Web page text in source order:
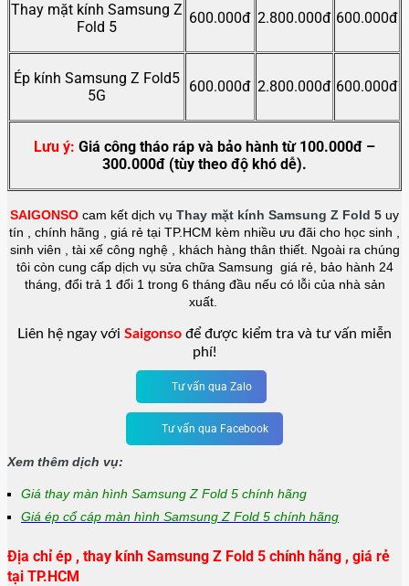
Thay mặt kính Samsung Z
Fold 5
600.000đ 2.800.000đ 600.000đ
Ép kính Samsung Z Fold5
5G
600.000đ 2.800.000đ 600.000đ
Lưu ý: Giá công tháo ráp và bảo hành từ 100.000đ –
300.000đ (tùy theo độ khó dễ).
SAIGONSO cam kết dịch vụ Thay mặt kính Samsung Z Fold 5 uy
tín , chính hãng , giá rẻ tại TP.HCM kèm nhiều ưu đãi cho học sinh ,
sinh viên , tài xế công nghệ , khách hàng thân thiết. Ngoài ra chúng
tôi còn cung cấp dịch vụ sửa chữa Samsung giá rẻ, bảo hành 24
tháng, đổi trả 1 đổi 1 trong 6 tháng đầu nếu có lỗi của nhà sản
xuất.
Liên hệ ngay với Saigonso để được kiểm tra và tư vấn miễn
phí!
Tư vấn qua Zalo
Tư vấn qua Facebook
Xem thêm dịch vụ:
Giá thay màn hình Samsung Z Fold 5 chính hãng
Giá ép cổ cáp màn hình Samsung Z Fold 5 chính hãng
Địa chỉ ép , thay kính Samsung Z Fold 5 chính hãng , giá rẻ
tại TP.HCM